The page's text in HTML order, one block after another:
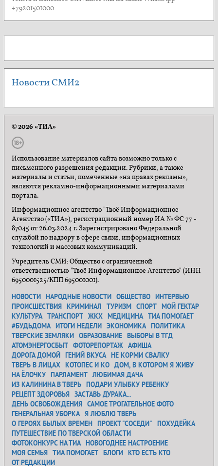
+79201501000
Новости СМИ2
© 2026 «ТИА»
Использование материалов сайта возможно только с
письменного разрешения редакции. Рубрики, а также
материалы и статьи, помеченные «на правах рекламы»,
являются рекламно-информационными материалами
портала.
Информационное агентство "Твоё Информационное
Агентство («ТИА»), регистрационный номер ИА № ФС 77 -
87045 от 26.03.2024 г. Зарегистрировано Федеральной
службой по надзору в сфере связи, информационных
технологий и массовых коммуникаций.
Учредитель СМИ: Общество с ограниченной
ответственностью "Твоё Информационное Агентство" (ИНН
6950001525/КПП 695001001).
НОВОСТИ НАРОДНЫЕ НОВОСТИ ОБЩЕСТВО ИНТЕРВЬЮ
ПРОИСШЕСТВИЯ КРИМИНАЛ ТУРИЗМ СПОРТ МОЙ ГЕКТАР
КУЛЬТУРА ТРАНСПОРТ ЖКХ МЕДИЦИНА ТИА ПОМОГАЕТ
#БУДЬДОМА ИТОГИ НЕДЕЛИ ЭКОНОМИКА ПОЛИТИКА
ТВЕРСКИЕ ЗЕМЛЯКИ ОБРАЗОВАНИЕ ВЫБОРЫ В ТГД
АТОМЭНЕРГОСБЫТ ФОТОРЕПОРТАЖ АФИША
ДОРОГА ДОМОЙ ГЕНИЙ ВКУСА НЕ КОРМИ СВАЛКУ
ТВЕРЬ В ЛИЦАХ КОТОПЕС И КО ДОМ, В КОТОРОМ Я ЖИВУ
НА ЁЛОЧКУ ПАРЛАМЕНТ ЛЮБИМАЯ ДАЧА
ИЗ КАЛИНИНА В ТВЕРЬ ПОДАРИ УЛЫБКУ РЕБЕНКУ
РЕЦЕПТ ЗДОРОВЬЯ ЗАСТАВЬ ДУРАКА...
ДЕНЬ ОСВОБОЖДЕНИЯ САМОЕ ТРОГАТЕЛЬНОЕ ФОТО
ГЕНЕРАЛЬНАЯ УБОРКА Я ЛЮБЛЮ ТВЕРЬ
О ГЕРОЯХ БЫЛЫХ ВРЕМЕН ПРОЕКТ "СОСЕДИ"
ПОХУДЕЙКА
ПУТЕШЕСТВИЕ ПО ТВЕРСКОЙ ОБЛАСТИ
ФОТОКОНКУРС НА ТИА НОВОГОДНЕЕ НАСТРОЕНИЕ
МОЯ СЕМЬЯ ТИА ПОМОГАЕТ БЛОГИ КТО ЕСТЬ КТО
ОТ РЕДАКЦИИ